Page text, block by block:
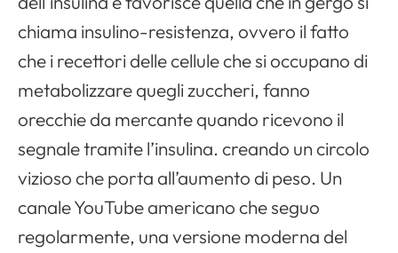
chiama insulino-resistenza, ovvero il fatto
che i recettori delle cellule che si occupano di
metabolizzare quegli zuccheri, fanno
orecchie da mercante quando ricevono il
segnale tramite l’insulina. creando un circolo
vizioso che porta all’aumento di peso. Un
canale YouTube americano che seguo
regolarmente, una versione moderna del